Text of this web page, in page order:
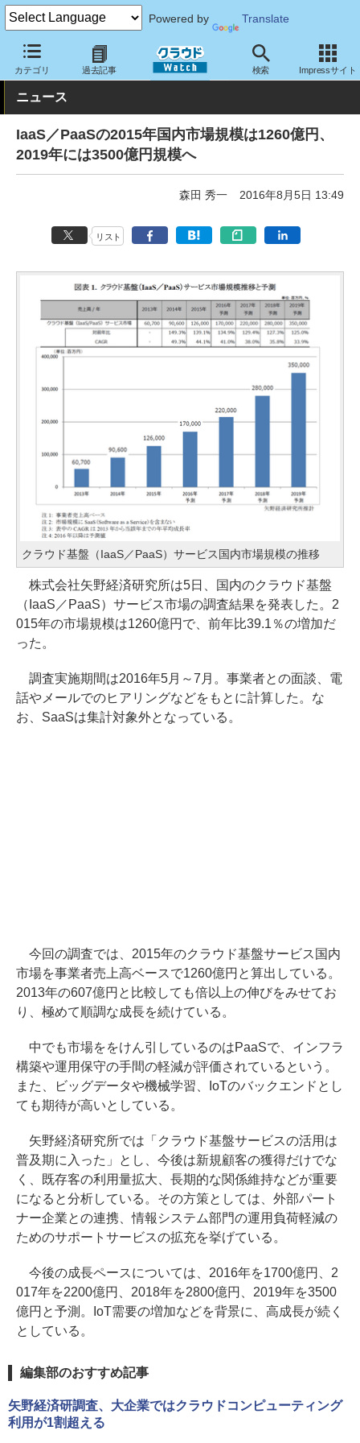
Powered by Translate
カテゴリ 過去記事 検索 Impressサイト
クラウド Watch トピック 調査・予測
ニュース
IaaS／PaaSの2015年国内市場規模は1260億円、
2019年には3500億円規模へ
森田 秀一 2016年8月5日 13:49
リスト
クラウド基盤（IaaS／PaaS）サービス国内市場規模の推移
株式会社矢野経済研究所は5日、国内のクラウド基盤
（IaaS／PaaS）サービス市場の調査結果を発表した。2
015年の市場規模は1260億円で、前年比39.1％の増加だ
った。
調査実施期間は2016年5月～7月。事業者との面談、電
話やメールでのヒアリングなどをもとに計算した。な
お、SaaSは集計対象外となっている。
今回の調査では、2015年のクラウド基盤サービス国内
市場を事業者売上高ベースで1260億円と算出している。
2013年の607億円と比較しても倍以上の伸びをみせてお
り、極めて順調な成長を続けている。
中でも市場ををけん引しているのはPaaSで、インフラ
構築や運用保守の手間の軽減が評価されているという。
また、ビッグデータや機械学習、IoTのバックエンドとし
ても期待が高いとしている。
矢野経済研究所では「クラウド基盤サービスの活用は
普及期に入った」とし、今後は新規顧客の獲得だけでな
く、既存客の利用量拡大、長期的な関係維持などが重要
になると分析している。その方策としては、外部パート
ナー企業との連携、情報システム部門の運用負荷軽減の
ためのサポートサービスの拡充を挙げている。
今後の成長ペースについては、2016年を1700億円、2
017年を2200億円、2018年を2800億円、2019年を3500
億円と予測。IoT需要の増加などを背景に、高成長が続く
としている。
編集部のおすすめ記事
矢野経済研調査、大企業ではクラウドコンピューティング
利用が1割超える